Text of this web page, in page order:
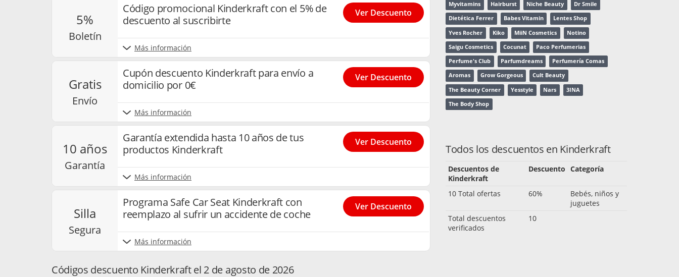
5%
boletín
Código promocional Kinderkraft con el 5% de
descuento al suscribirte
Más información
Ver Descuento
gratis
envío
Cupón descuento Kinderkraft para envío a
domicilio por 0€
Más información
Ver Descuento
10 años
garantía
Garantía extendida hasta 10 años de tus
productos Kinderkraft
Más información
Ver Descuento
silla
segura
Programa Safe Car Seat Kinderkraft con
reemplazo al sufrir un accidente de coche
Más información
Ver Descuento
Códigos descuento Kinderkraft el 2 de agosto de 2026
Myvitamins Hairburst Niche Beauty Dr Smile
Dietética Ferrer Babes Vitamin Lentes Shop
Yves Rocher Kiko MiiN Cosmetics Notino
Saigu Cosmetics Cocunat Paco Perfumerias
Perfume's Club Parfumdreams Perfumería Comas
Aromas Grow Gorgeous Cult Beauty
The Beauty Corner Yesstyle Nars 3INA
The Body Shop
Todos los descuentos en Kinderkraft
Descuentos de
Kinderkraft
Descuento Categoría
10 Total ofertas 60%
Bebés, niños y
juguetes
Total descuentos
verificados
10